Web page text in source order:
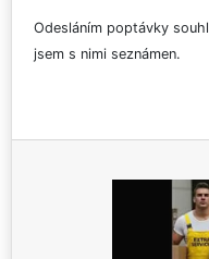
Odesláním poptávky
jsem s nimi seznámen.